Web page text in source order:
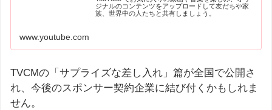
ジナルのコンテンツをアップロードして友だちや家
族、世界中の人たちと共有しましょう。
www.youtube.com
TVCMの「サプライズな差し入れ」篇が全国で公開さ
れ、今後のスポンサー契約企業に結び付くかもしれま
せん。